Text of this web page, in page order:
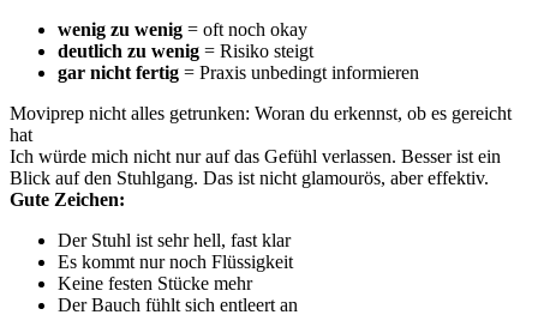
wenig zu wenig = oft noch okay
deutlich zu wenig = Risiko steigt
gar nicht fertig = Praxis unbedingt informieren
Moviprep nicht alles getrunken: Woran du erkennst, ob es gereicht
hat
Ich würde mich nicht nur auf das Gefühl verlassen. Besser ist ein
Blick auf den Stuhlgang. Das ist nicht glamourös, aber effektiv.
Gute Zeichen:
Der Stuhl ist sehr hell, fast klar
Es kommt nur noch Flüssigkeit
Keine festen Stücke mehr
Der Bauch fühlt sich entleert an